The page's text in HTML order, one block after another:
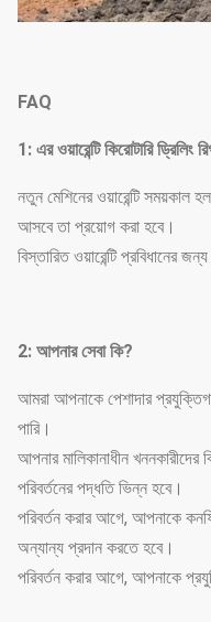
FAQ
1: এর ওয়ারেন্টি কিরোটারি ড্রিলিং
নতুন মেশিনের ওয়ারেন্টি সময়কাল
আসবে তা প্রয়োগ করা হবে।
বিস্তারিত ওয়ারেন্টি প্রবিধানের
2: আপনার সেবা কি?
আমরা আপনাকে পেশাদার
পারি।
আপনার মালিকানাধীন
পরিবর্তনের পদ্ধতি ভিন্ন হবে।
পরিবর্তন করার আগে, আপনাকে
অন্যান্য প্রদান করতে হবে।
পরিবর্তন করার আগে, আপনাকে